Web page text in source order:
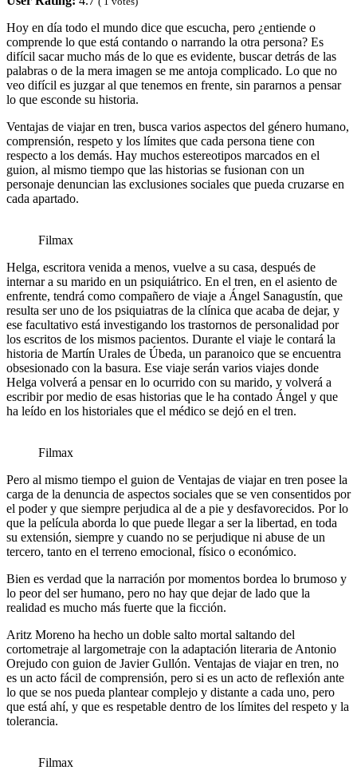
Hoy en día todo el mundo dice que escucha, pero ¿entiende o
comprende lo que está contando o narrando la otra persona? Es
difícil sacar mucho más de lo que es evidente, buscar detrás de las
palabras o de la mera imagen se me antoja complicado. Lo que no
veo difícil es juzgar al que tenemos en frente, sin pararnos a pensar
lo que esconde su historia.
Ventajas de viajar en tren, busca varios aspectos del género humano,
comprensión, respeto y los límites que cada persona tiene con
respecto a los demás. Hay muchos estereotipos marcados en el
guion, al mismo tiempo que las historias se fusionan con un
personaje denuncian las exclusiones sociales que pueda cruzarse en
cada apartado.
Filmax
Helga, escritora venida a menos, vuelve a su casa, después de
internar a su marido en un psiquiátrico. En el tren, en el asiento de
enfrente, tendrá como compañero de viaje a Ángel Sanagustín, que
resulta ser uno de los psiquiatras de la clínica que acaba de dejar, y
ese facultativo está investigando los trastornos de personalidad por
los escritos de los mismos pacientos. Durante el viaje le contará la
historia de Martín Urales de Úbeda, un paranoico que se encuentra
obsesionado con la basura. Ese viaje serán varios viajes donde
Helga volverá a pensar en lo ocurrido con su marido, y volverá a
escribir por medio de esas historias que le ha contado Ángel y que
ha leído en los historiales que el médico se dejó en el tren.
Filmax
Pero al mismo tiempo el guion de Ventajas de viajar en tren posee la
carga de la denuncia de aspectos sociales que se ven consentidos por
el poder y que siempre perjudica al de a pie y desfavorecidos. Por lo
que la película aborda lo que puede llegar a ser la libertad, en toda
su extensión, siempre y cuando no se perjudique ni abuse de un
tercero, tanto en el terreno emocional, físico o económico.
Bien es verdad que la narración por momentos bordea lo brumoso y
lo peor del ser humano, pero no hay que dejar de lado que la
realidad es mucho más fuerte que la ficción.
Aritz Moreno ha hecho un doble salto mortal saltando del
cortometraje al largometraje con la adaptación literaria de Antonio
Orejudo con guion de Javier Gullón. Ventajas de viajar en tren, no
es un acto fácil de comprensión, pero si es un acto de reflexión ante
lo que se nos pueda plantear complejo y distante a cada uno, pero
que está ahí, y que es respetable dentro de los límites del respeto y la
tolerancia.
Filmax